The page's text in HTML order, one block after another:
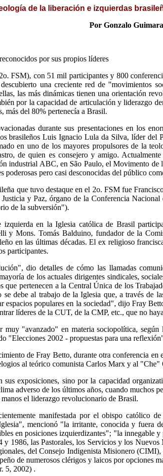
de la liberación e izquierdas
Por Gonzalo
por sus propios líderes
FSM), con 51 mil participantes y 800
una creciente red de "movimientos
las más dinámicas tienen una orientación
por la capacidad de articulación y liderazgo
más del 80% pertenecía a Brasil.
durante sus presentaciones en los
brasileños Luis Ignacio Lula da Silva, líder del
en uno de los mayores propulsores de la
de quien es consejero y amigo.
industrial ABC, en São Paulo, el Movimento
poderosas pero casi desconocidas del público
que tuvo destaque en el 2o. FSM fue
y Paz, órgano de la Conferencia
de la subversión").
izquierda en la Iglesia católica de Brasil
y Mons. Tomás Balduino, fundador de la
en las últimas décadas. El ex religioso
participantes.
dio detalles de cómo las llamadas
de los actuales dirigentes sindicales,
que pertenecen a la Central Única de los
debe al trabajo de la Iglesia que, a través de
espacios populares en la sociedad", dijo Fray
líderes de la CUT, de la CMP, etc., que no
"avanzado" en materia sociopolítica,
2002 - propuestas para una
de Fray Betto, durante otra conferencia
al teórico comunista Carlos Marx y al
exposiciones, sino por la capacidad
adverso de los últimos años, cuando muchos
el liderazgo revolucionario de Brasil.
manifestada por el obispo católico
mencionó "la irritante, conocida y fuera
en posiciones izquierdizantes"; "la innegable
y 1986, las Pastorales, los Servicios y los
del Consejo Indigenista Misionero
de numerosos clérigos y laicos por opciones
5, 2002) .